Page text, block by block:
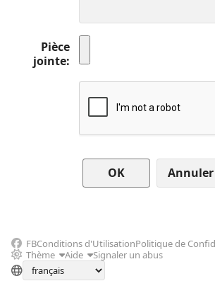
Pièce
jointe
Annuler
FBConditions d'UtilisationPolitique de
Thème
Aide Signaler un abus